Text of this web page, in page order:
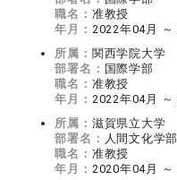
職名： 准教授
年月： 2022年04月 ～
所属： 関西学院大学
部署名： 国際学部
職名： 准教授
年月： 2022年04月 ～
所属： 滋賀県立大学
部署名： 人間文化学
職名： 准教授
年月： 2020年04月 ～